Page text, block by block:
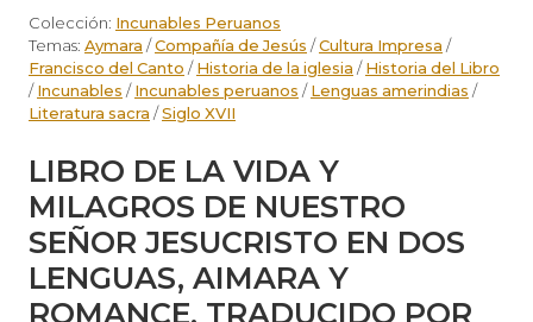
Colección: Incunables Peruanos
Temas: Aymara /Compañía de Jesús /Cultura Impresa /
Francisco del Canto /Historia de la iglesia /Historia del Libro
/Incunables /Incunables peruanos /Lenguas amerindias /
Literatura sacra /Siglo XVII
LIBRO DE LA VIDA Y
MILAGROS DE NUESTRO
SEÑOR JESUCRISTO EN DOS
LENGUAS, AIMARA Y
ROMANCE, TRADUCIDO POR